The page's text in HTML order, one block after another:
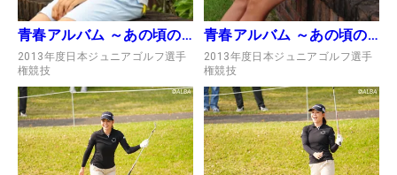
青春アルバム ～あの頃のヒロイン～
2013年度日本ジュニアゴルフ選手
権競技
青春アルバム ～あの頃のヒロイン～
2013年度日本ジュニアゴルフ選手
権競技